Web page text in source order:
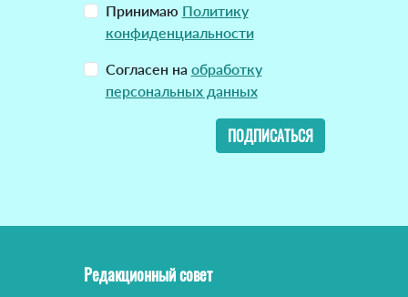
Принимаю Политику
конфиденциальности
Согласен на обработку
персональных данных
ПОДПИСАТЬСЯ
Редакционный совет